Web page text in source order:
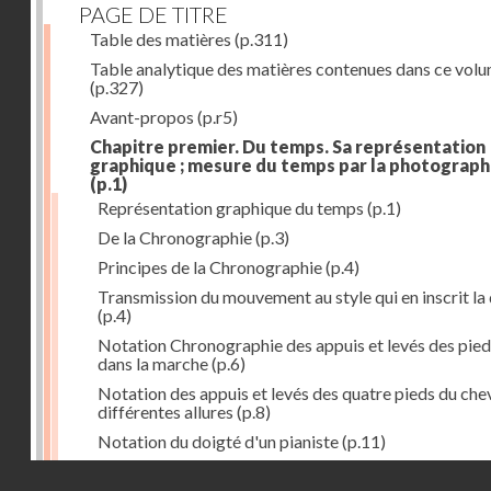
PAGE DE TITRE
Table des matières (p.311)
Table analytique des matières contenues dans ce
(p.327)
Avant-propos (p.r5)
Chapitre premier. Du temps. Sa représentation
graphique ; mesure du temps par la
(p.1)
Représentation graphique du temps (p.1)
De la Chronographie(p.3)
Principes de la Chronographie(p.4)
Transmission du mouvement au style qui en inscrit la
(p.4)
Notation Chronographie des appuis et levés des
dans la marche(p.6)
Notation des appuis et levés des quatre pieds du
différentes allures (p.8)
Notation du doigté d'un pianiste(p.11)